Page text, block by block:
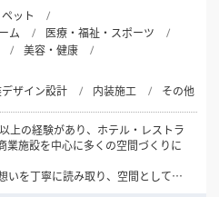
ット
ム
医療・福祉・スポーツ
美容・健康
ザイン設計 内装施工 その他
上の経験があり、ホテル・レストラ
業施設を中心に多くの空間づくりに
いを丁寧に読み取り、空間として表